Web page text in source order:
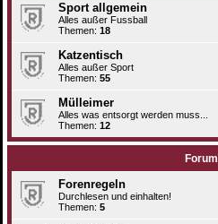
Sport allgemein
Alles außer Fussball
Themen: 18
Katzentisch
Alles außer Sport
Themen: 55
Mülleimer
Alles was entsorgt werden muss...
Themen: 12
Forum
Forenregeln
Durchlesen und einhalten!
Themen: 5